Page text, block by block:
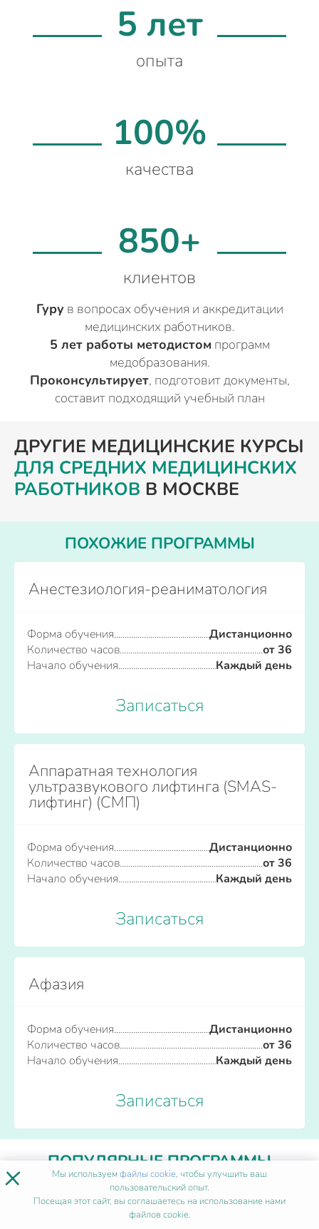
5 лет
опыта
100%
качества
850+
клиентов
Гуру в вопросах обучения и аккредитации
медицинских работников.
5 лет работы методистом программ
медобразования.
Проконсультирует, подготовит документы,
составит подходящий учебный план
ДРУГИЕ МЕДИЦИНСКИЕ КУРСЫ
ДЛЯ СРЕДНИХ МЕДИЦИНСКИХ
РАБОТНИКОВ В МОСКВЕ
ПОХОЖИЕ ПРОГРАММЫ
Анестезиология-реаниматология
Форма обучения
Дистанционно
Количество часов
от 36
Начало обучения
Каждый день
Записаться
Аппаратная технология
ультразвукового лифтинга (SMAS-
лифтинг) (СМП)
Форма обучения
Дистанционно
Количество часов
от 36
Начало обучения
Каждый день
Записаться
Афазия
Форма обучения
Дистанционно
Количество часов
от 36
Начало обучения
Каждый день
Записаться
ПОПУЛЯРНЫЕ ПРОГРАММЫ
Акушерство и гинекология
× Мы используемфайлы cookie, чтобы улучшить ваш
пользовательский опыт.
Посещая этот сайт, вы соглашаетесь на использование нами
файлов cookie.